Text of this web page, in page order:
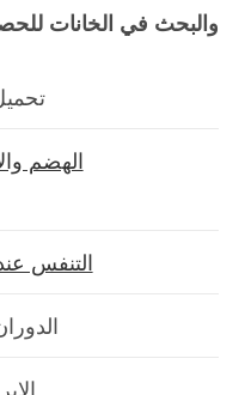
والبحث في الخانات
الهضم
التنفس